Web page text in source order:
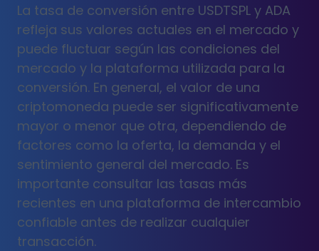
La tasa de conversión entre USDTSPL y ADA
refleja sus valores actuales en el mercado y
puede fluctuar según las condiciones del
mercado y la plataforma utilizada para la
conversión. En general, el valor de una
criptomoneda puede ser significativamente
mayor o menor que otra, dependiendo de
factores como la oferta, la demanda y el
sentimiento general del mercado. Es
importante consultar las tasas más
recientes en una plataforma de intercambio
confiable antes de realizar cualquier
transacción.